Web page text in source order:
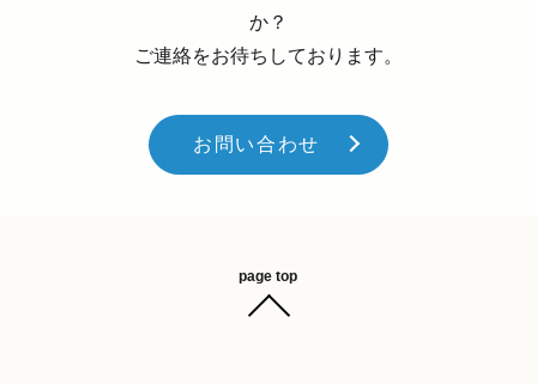
か？
ご連絡をお待ちしております。
お問い合わせ
page top